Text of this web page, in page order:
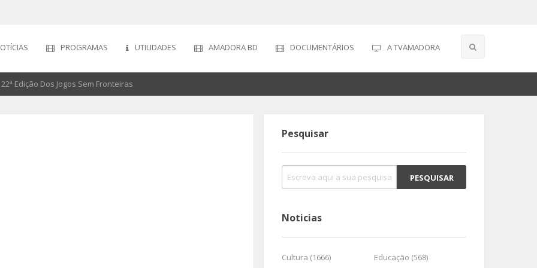
PROGRAMAS UTILIDADES AMADORA BD DOCUMENTÁRIOS A TVAMADORA
Edição Dos Jogos Sem Fronteiras
Pesquisar
Noticias
Cultura (1666)
Educação (568)